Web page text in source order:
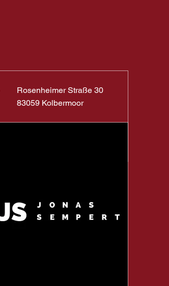
Rosenheimer Straße 30
83059 Kolbermoor